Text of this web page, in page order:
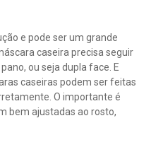
e pode ser um grande
caseira precisa seguir
ou seja dupla face. E
caseiras podem ser feitas
O importante é
bem ajustadas ao rosto,